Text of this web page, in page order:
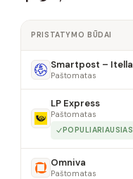
PRISTATYMO BŪDAI
Smartpost – Itella
Paštomatas
LP Express
Paštomatas
POPULIARIAUSIAS
Omniva
Paštomatas